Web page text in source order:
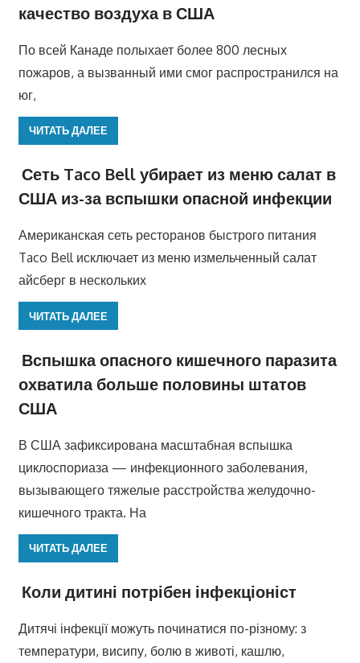
качество воздуха в США
По всей Канаде полыхает более 800 лесных
пожаров, а вызванный ими смог распространился на
юг,
ЧИТАТЬ ДАЛЕЕ
Сеть Taco Bell убирает из меню салат в
США из-за вспышки опасной инфекции
Американская сеть ресторанов быстрого питания
Taco Bell исключает из меню измельченный салат
айсберг в нескольких
ЧИТАТЬ ДАЛЕЕ
Вспышка опасного кишечного паразита
охватила больше половины штатов
США
В США зафиксирована масштабная вспышка
циклоспориаза — инфекционного заболевания,
вызывающего тяжелые расстройства желудочно-
кишечного тракта. На
ЧИТАТЬ ДАЛЕЕ
Коли дитині потрібен інфекціоніст
Дитячі інфекції можуть починатися по-різному: з
температури, висипу, болю в животі, кашлю,